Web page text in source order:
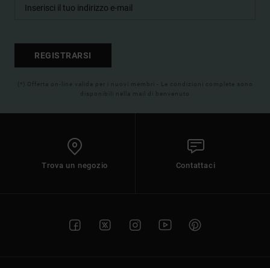
REGISTRARSI
(*) Offerta on-line valida per i nuovi membri - Le condizioni complete sono
disponibili nella mail di benvenuto
Trova un negozio Contattaci